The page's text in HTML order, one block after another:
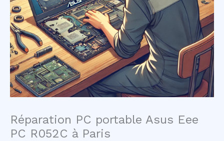
Réparation PC portable Asus Eee
PC R052C à Paris